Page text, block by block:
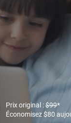
Prix original :$99*
Économisez$80